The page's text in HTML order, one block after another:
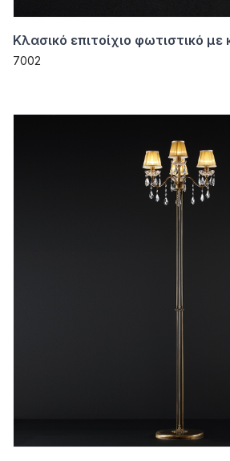
Κλασικό επιτοίχιο φωτιστικό
7002